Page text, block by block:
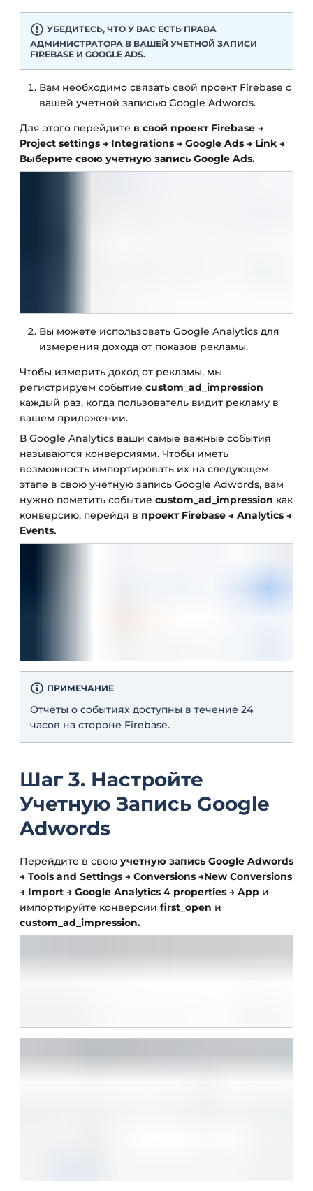
УБЕДИТЕСЬ, ЧТО У ВАС ЕСТЬ ПРАВА
АДМИНИСТРАТОРА В ВАШЕЙ УЧЕТНОЙ ЗАПИСИ
FIREBASE И GOOGLE ADS.
Вам необходимо связать свой проект Firebase с
вашей учетной записью Google Adwords.
Для этого перейдите в свой проект Firebase →
Project settings → Integrations → Google Ads → Link →
Выберите свою учетную запись Google Ads.
Вы можете использовать Google Analytics для
измерения дохода от показов рекламы.
Чтобы измерить доход от рекламы, мы
регистрируем событие custom_ad_impression
каждый раз, когда пользователь видит рекламу в
вашем приложении.
В Google Analytics ваши самые важные события
называются конверсиями. Чтобы иметь
возможность импортировать их на следующем
этапе в свою учетную запись Google Adwords, вам
нужно пометить событие custom_ad_impression как
конверсию, перейдя в проект Firebase → Analytics →
Events.
ПРИМЕЧАНИЕ
Отчеты о событиях доступны в течение 24
часов на стороне Firebase.
Шаг 3. Настройте
Учетную Запись Google
Adwords
Перейдите в свою учетную запись Google Adwords
→ Tools and Settings → Conversions →New Conversions
→ Import → Google Analytics 4 properties → App и
импортируйте конверсии first_open и
custom_ad_impression.